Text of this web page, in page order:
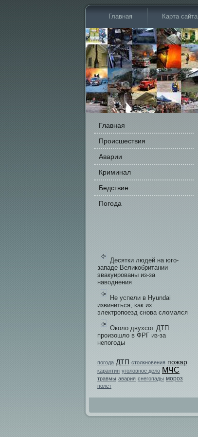
Главная Карта сайта
Главная
Происшестви­я
Аварии
Криминал
Бедстви­е
Погода
Десятки людей на юго-
западе Великобритании
эвакуированы из-за
наводнения
Не успели в Hyundai
извиниться, как их
электропоезд снова сломался
Около двухсот ДТП
произошло в ФРГ из-за
непогоды
погода ДТП столкновения пожар
карантин уголовное дело МЧС
травмы авария снегопады мороз
полет